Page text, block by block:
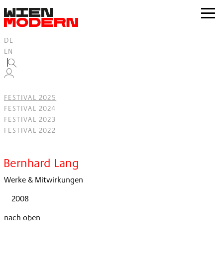
springen
zur
DE
EN
FESTIVAL 2025
FESTIVAL 2024
FESTIVAL 2023
FESTIVAL 2022
Bernhard Lang
Werke & Mitwirkungen
2008
nach oben